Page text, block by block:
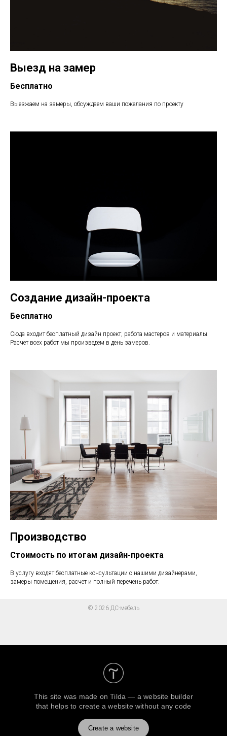
Выезд на замер
Бесплатно
Выезжаем на замеры, обсуждаем ваши пожелания по проекту
Создание дизайн-проекта
Бесплатно
Сюда входит бесплатный дизайн проект, работа мастеров и материалы.
Расчет всех работ мы произведем в день замеров.
Производство
Стоимость по итогам дизайн-проекта
В услугу входят бесплатные консультации с нашими дизайнерами,
замеры помещения, расчет и полный перечень работ.
© 2026 ДС-мебель
This site was made onTilda — a website builder
that helps to create a website without any code
Create a website